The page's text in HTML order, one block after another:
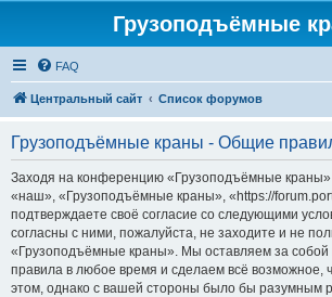
Грузоподъёмные
FAQ
Центральный сайт Список форумов
Грузоподъёмные краны - Общие
Заходя на конференцию «Грузоподъёмные
«наш», «Грузоподъёмные краны», «https://
подтверждаете своё согласие со следующими
согласны с ними, пожалуйста, не заходите и не
«Грузоподъёмные краны». Мы оставляем за собой
правила в любое время и сделаем всё возможное,
этом, однако с вашей стороны было бы разумным